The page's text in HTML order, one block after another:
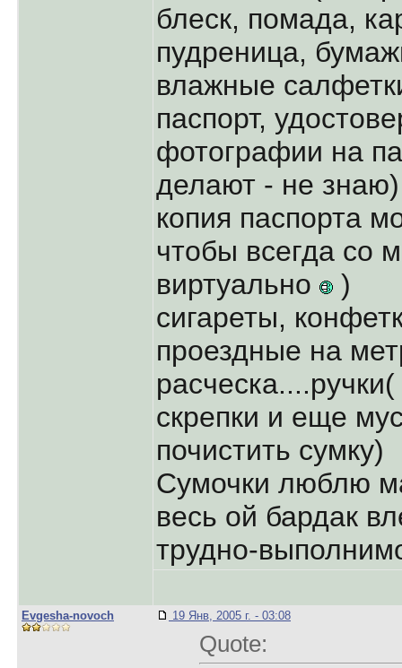
блеск, помада,
пудреница,
влажные
паспорт,
фотографии на
делают - не знаю)
копия паспорта
чтобы всегда со
виртуально
)
сигареты,
проездные на
скрепки и еще
почистить сумку)
Сумочки люблю
весь ой бардак
трудно-
Evgesha-novoch 19 Янв, 2005 г. - 03:08
Quote: